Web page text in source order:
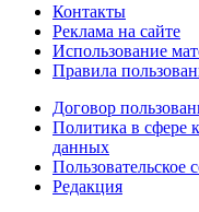
Контакты
Реклама на сайте
Использование
Правила
Договор
Политика в сфере
данных
Пользовательское
Редакция